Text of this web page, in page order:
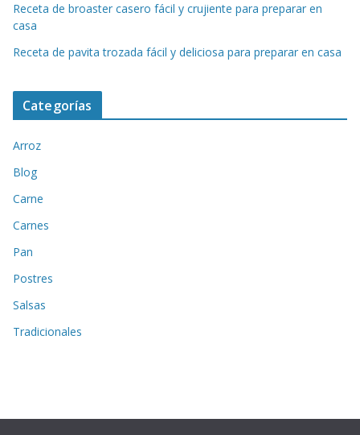
Receta de broaster casero fácil y crujiente para preparar en
casa
Receta de pavita trozada fácil y deliciosa para preparar en casa
Categorías
Arroz
Blog
Carne
Carnes
Pan
Postres
Salsas
Tradicionales